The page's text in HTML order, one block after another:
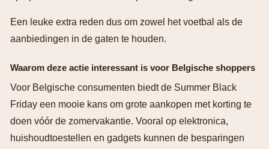
Een leuke extra reden dus om zowel het voetbal als de
aanbiedingen in de gaten te houden.
Waarom deze actie interessant is voor Belgische shoppers
Voor Belgische consumenten biedt de Summer Black
Friday een mooie kans om grote aankopen met korting te
doen vóór de zomervakantie. Vooral op elektronica,
huishoudtoestellen en gadgets kunnen de besparingen